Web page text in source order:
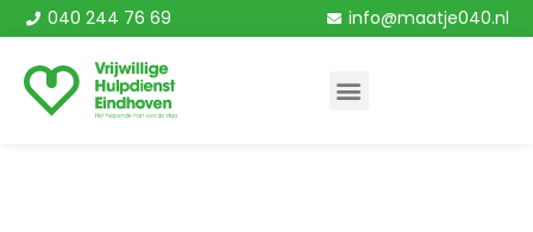
040 244 76 69 info@maatje040.nl